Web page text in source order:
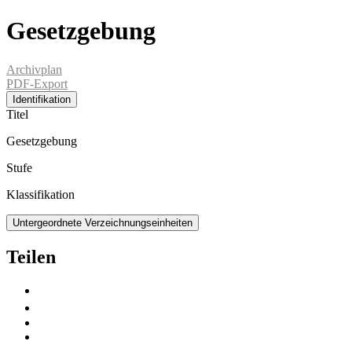
Gesetzgebung
Archivplan
PDF-Export
Identifikation
Titel
Gesetzgebung
Stufe
Klassifikation
Untergeordnete Verzeichnungseinheiten
Teilen